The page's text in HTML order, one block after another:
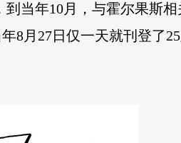
当年10月，与霍尔果斯
月27日仅一天就刊登了25